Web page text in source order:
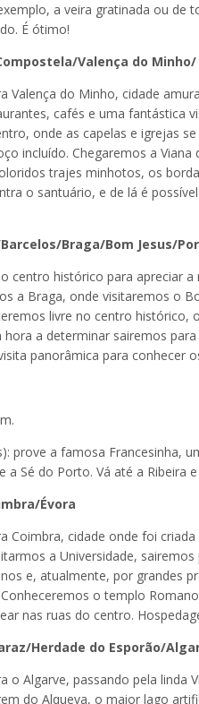
a veira gratinada ou
É ótimo!
Valença do
Valença do Minho, cidade
cafés e uma fantástica
onde as capelas e igrejas
incluído. Chegaremos a
trajes minhotos, os
o santuário, e de lá é
Braga/Bom Jesus/
centro histórico para apreciar
a Braga, onde visitaremos o
livre no centro histórico,
hora a determinar sairemos
panorâmica para conhecer
prove a famosa Francesinha,
a Sé do Porto. Vá até a Ribeira
Évora
Coimbra, cidade onde foi
a Universidade,
e, atualmente, por grandes
o templo
nas ruas do centro.
Herdade do Esporão/
o Algarve, passando pela linda
do Alqueva, o maior lago